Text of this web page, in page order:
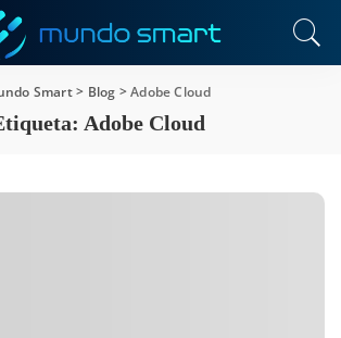
Smart> Blog >Adobe Cloud
Adobe Cloud